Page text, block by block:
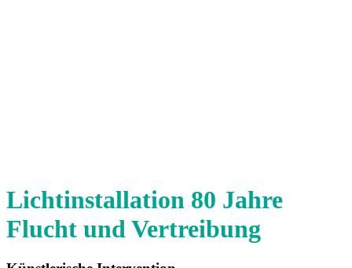
Lichtinstallation 80 Jahre
Flucht und Vertreibung